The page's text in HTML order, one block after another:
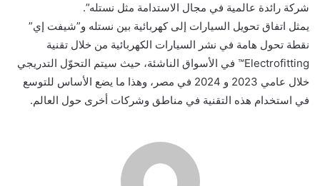
شركة رائدة عالمية في مجال الاستدامة مثل نستله”.
يمثل اتفاق تحويل السيارات إلى كهربائية بين نستله و”شيفت إي”
نقطة تحول هامة في نشر السيارات الكهربائية من خلال تقنية
Electrofitting™ في الأسواق الناشئة، حيث سيتم التحوّل التدريجي
خلال عامي 2023 و 2024 في مصر، وهذا ما يضع الأساس للتوسع
في استخدام هذه التقنية في مناطق وشركات أخرى حول العالم.